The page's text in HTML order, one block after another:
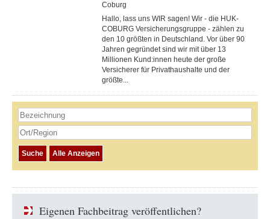
Coburg
Hallo, lass uns WIR sagen! Wir - die HUK-
COBURG Versicherungsgruppe - zählen zu
den 10 größten in Deutschland. Vor über 90
Jahren gegründet sind wir mit über 13
Millionen Kund:innen heute der große
Versicherer für Privathaushalte und der
größte...
Eigenen Fachbeitrag veröffentlichen?